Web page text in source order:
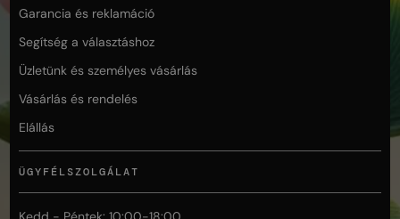
Garancia és reklamáció
Segítség a választáshoz
Üzletünk és személyes vásárlás
Vásárlás és rendelés
Elállás
ÜGYFÉLSZOLGÁLAT